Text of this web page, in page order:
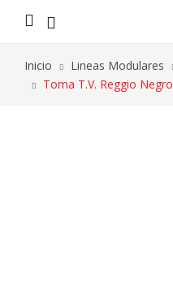
Inicio Lineas Modulares
Toma T.V. Reggio Negro